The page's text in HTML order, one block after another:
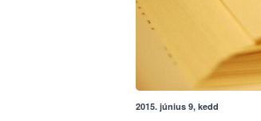
2015. június 9, kedd